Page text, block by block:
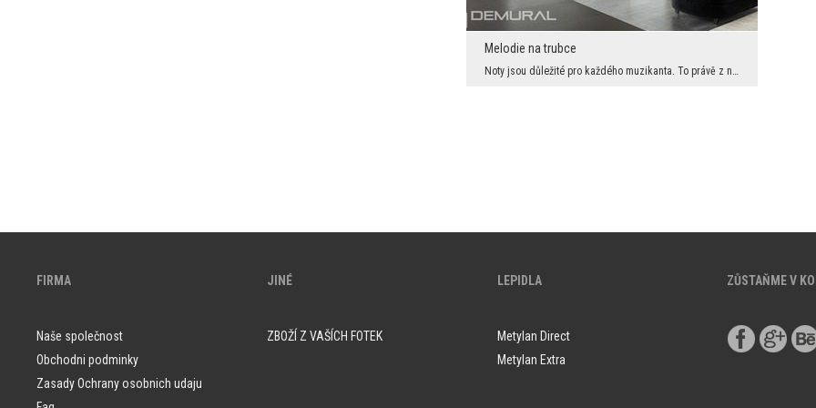
Melodie na trubce
Noty jsou důležité pro každého muzikanta. To právě z nich čte melodii, kterou má zahrát na nástro...
FIRMA
Naše společnost
Obchodni podminky
Zasady Ochrany osobnich udaju
JINÉ
ZBOŽÍ Z VAŠÍCH FOTEK
LEPIDLA
Metylan Direct
Metylan Extra
ZŮSTAŇME V